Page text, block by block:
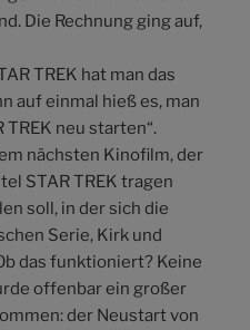
Die Rechnung ging auf,
TREK hat man das
auf einmal hieß es, man
TREK neu starten“.
nächsten Kinofilm, der
STAR TREK tragen
soll, in der sich die
Serie, Kirk und
das funktioniert? Keine
offenbar ein großer
der Neustart von